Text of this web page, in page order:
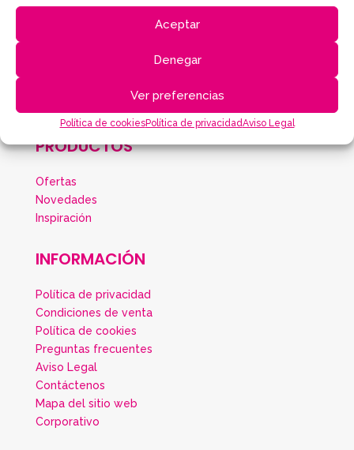
Aceptar
Denegar
Ver preferencias
Política de cookiesPolítica de privacidadAviso Legal
PRODUCTOS
Ofertas
Novedades
Inspiración
INFORMACIÓN
Política de privacidad
Condiciones de venta
Política de cookies
Preguntas frecuentes
Aviso Legal
Contáctenos
Mapa del sitio web
Corporativo